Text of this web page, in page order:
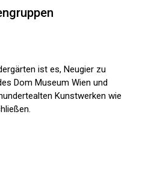
ist es, Neugier zu
Dom Museum Wien und
Kunstwerken wie